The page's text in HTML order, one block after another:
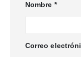
Nombre *
Correo